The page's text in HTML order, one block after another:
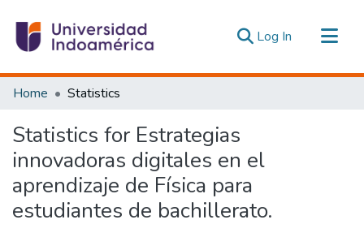
Log In (current)
Communities & Collections
Estadísticas Externas
Home Statistics
Statistics for Estrategias
innovadoras digitales en el
aprendizaje de Física para
estudiantes de bachillerato.